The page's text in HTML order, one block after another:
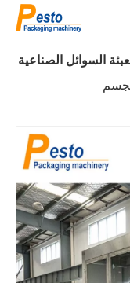
السوائل الصناعية